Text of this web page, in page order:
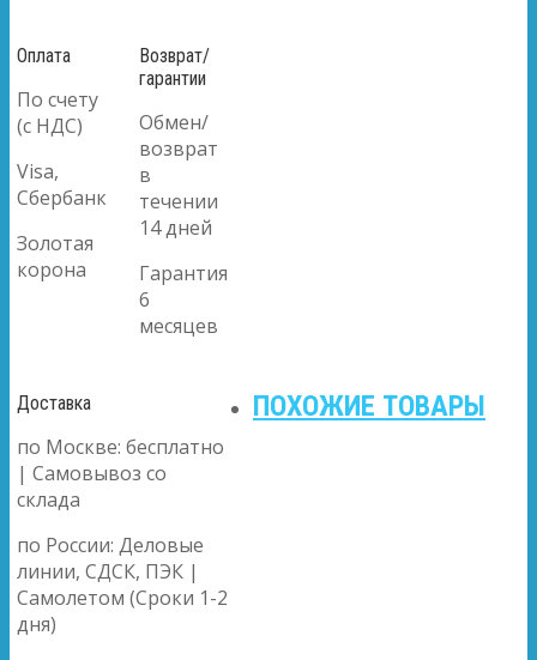
Оплата
По счету
(с НДС)
Visa,
Сбербанк
Золотая
корона
Возврат/
гарантии
Обмен/
возврат
в
течении
14 дней
Гарантия
6
месяцев
Доставка
по Москве: бесплатно
| Самовывоз со
склада
по России: Деловые
линии, СДСК, ПЭК |
Самолетом (Сроки 1-2
дня)
ПОХОЖИЕ ТОВАРЫ